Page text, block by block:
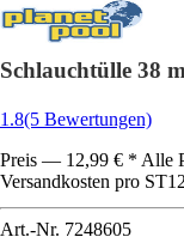
Schlauchtülle 38
1.8(5 Bewertungen)
Preis — 12,99 € * Alle
Versandkosten pro ST
Art.-Nr. 7248605